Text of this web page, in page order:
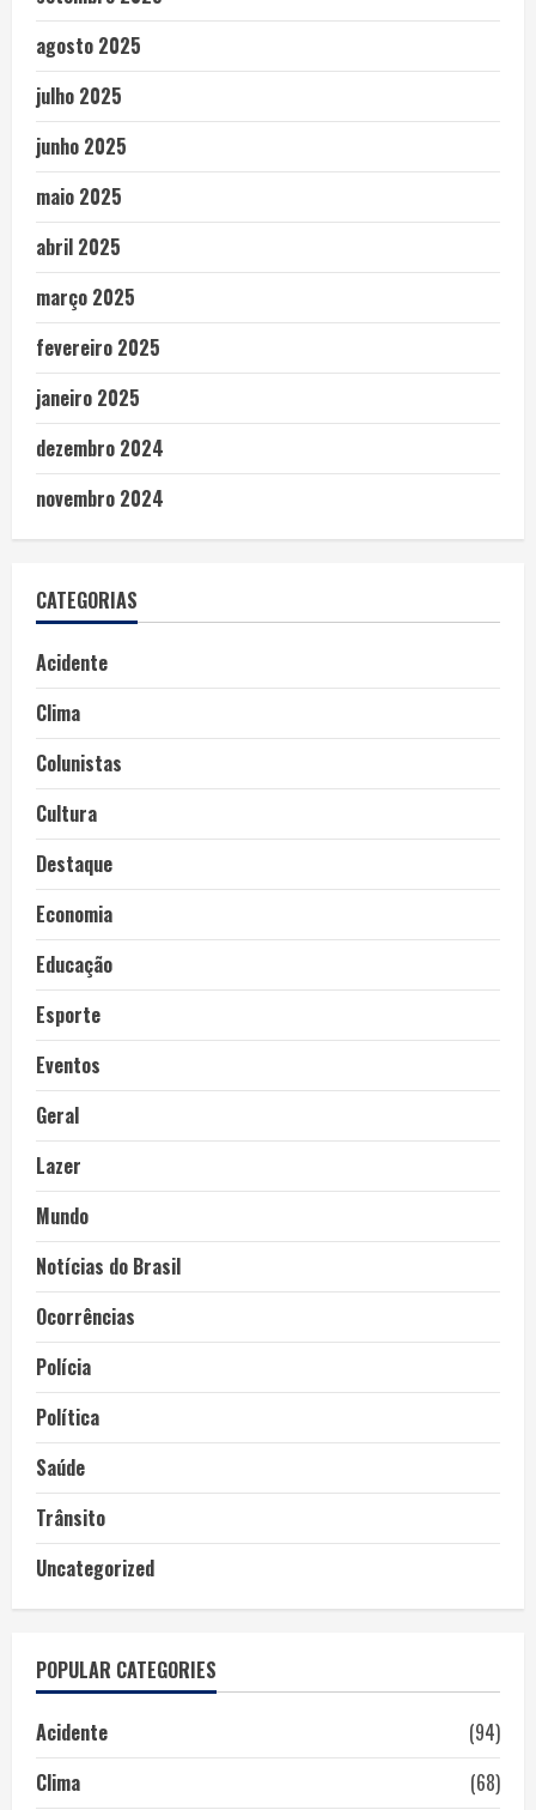
agosto 2025
julho 2025
junho 2025
maio 2025
abril 2025
março 2025
fevereiro 2025
janeiro 2025
dezembro 2024
novembro 2024
CATEGORIAS
Acidente
Clima
Colunistas
Cultura
Destaque
Economia
Educação
Esporte
Eventos
Geral
Lazer
Mundo
Notícias do Brasil
Ocorrências
Polícia
Política
Saúde
Trânsito
Uncategorized
POPULAR CATEGORIES
Acidente
(94)
Clima
(68)